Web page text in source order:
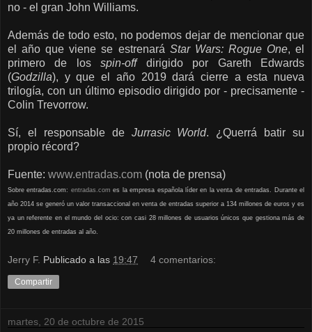
no - el gran John Williams.
Además de todo esto, no podemos dejar de mencionar que
el año que viene se estrenará Star Wars: Rogue One, el
primero de losspin-offdirigido por Gareth Edwards
(Godzilla), y que el año 2019 dará cierre a esta nueva
trilogía, con un último episodio dirigido por - precisamente -
Colin Trevorrow.
Sí, el responsable de Jurrasic World. ¿Querrá batir su
propio récord?
Fuente: www.entradas.com (nota de prensa)
Sobre entradas.com: entradas.com es la empresa española líder en la venta de entradas. Durante el
año 2014 se generó un valor transaccional en venta de entradas superior a 134 millones de euros y es
ya un referente en el mundo del ocio: con casi 28 millones de usuarios únicos que gestiona más de
20 millones de entradas al año.
Jerry F. Publicado a las 19:47 4 comentarios:
Compartir
martes, 20 de octubre de 2015